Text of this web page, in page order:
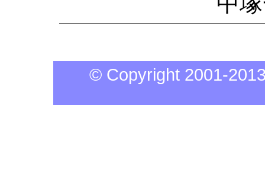
© Copyright 2001-